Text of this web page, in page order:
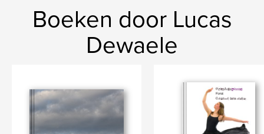
Boeken door Lucas
Dewaele